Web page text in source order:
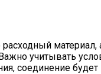
учитывать
соединение